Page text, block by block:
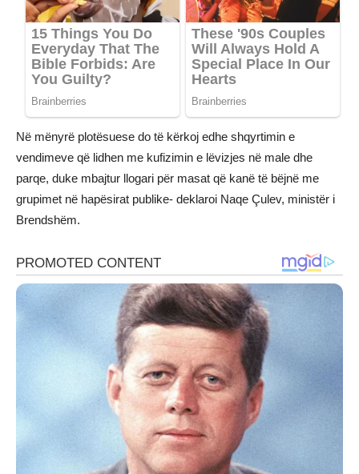
Në mënyrë plotësuese do të kërkoj edhe shqyrtimin e
vendimeve që lidhen me kufizimin e lëvizjes në male dhe
parqe, duke mbajtur llogari për masat që kanë të bëjnë me
grupimet në hapësirat publike- deklaroi Naqe Çulev, ministër i
Brendshëm.